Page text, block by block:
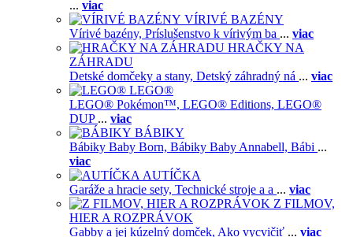
... viac
VÍRIVÉ BAZÉNY
Vírivé bazény, Príslušenstvo k vírivým ba ... viac
HRAČKY NA
ZÁHRADU
Detské domčeky a stany, Detský záhradný ná ... viac
LEGO®
LEGO® Pokémon™, LEGO® Editions, LEGO®
DUP ... viac
BÁBIKY
Bábiky Baby Born, Bábiky Baby Annabell, Bábi ...
viac
AUTÍČKA
Garáže a hracie sety, Technické stroje a a ... viac
Z FILMOV,
HIER A ROZPRÁVOK
Gabby a jej kúzelný domček, Ako vycvičiť ... viac